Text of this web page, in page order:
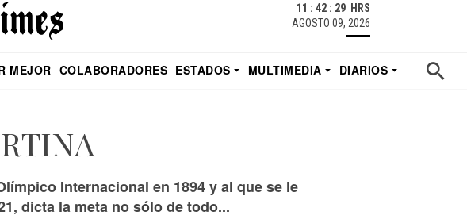
11 : 42 : 31 HRS
AGOSTO 09, 2026
MEJOR COLABORADORES ESTADOS MULTIMEDIA
DIARIOS
Internacional en 1894 y al que se le
dicta la meta no sólo de todo...